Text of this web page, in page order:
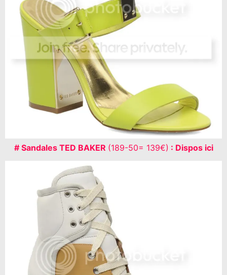
# Sandales TED BAKER (189-50= 139€) : Dispos ici